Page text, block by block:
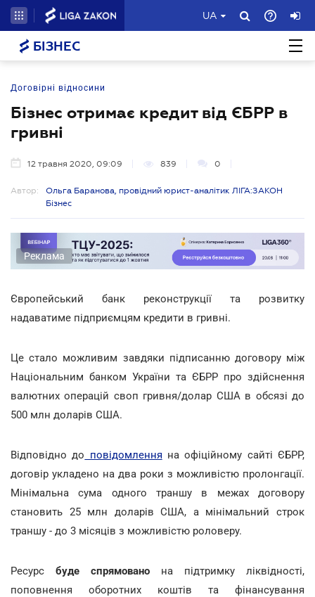
UA
БІЗНЕС
Договірні відносини
Бізнес отримає кредит від ЄБРР в
гривні
12 травня 2020, 09:09 839 0
Автор:
Ольга Баранова, провідний юрист-аналітик ЛІГА:ЗАКОН
Бізнес
Реклама
Європейський банк реконструкції та розвитку
надаватиме підприємцям кредити в гривні.
Це стало можливим завдяки підписанню договору між
Національним банком України та ЄБРР про здійснення
валютних операцій своп гривня/долар США в обсязі до
500 млн доларів США.
Відповідно до повідомлення на офіційному сайті ЄБРР,
договір укладено на два роки з можливістю пролонгації.
Мінімальна сума одного траншу в межах договору
становить 25 млн доларів США, а мінімальний строк
траншу - до 3 місяців з можливістю роловеру.
Ресурс буде спрямовано на підтримку ліквідності,
поповнення оборотних коштів та фінансування